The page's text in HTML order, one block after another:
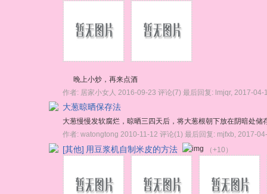
晚上小炒，再来点酒
作者: 居家小女人 2016-09-23 评论(7) 最后回复: lmjqr, 2017-04-
大葱晾晒保存法
大葱慢慢发软腐烂，晾晒三四天后，将大葱根朝下放在阴暗处储
作者: watongtong 2010-11-12 评论(1) 最后回复: mjfxb 2017-
[其他] 用豆浆机自制米皮的方法 （+10）